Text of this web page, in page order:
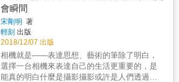
形式，把各種曾經讓許多人打退堂鼓，不得其
門而入的「光圈」、「快門」、「感光度」、
「構圖」、「對焦」、「景深」、「光影」、
「色溫」等各式抽象的概念，全都用最簡單易
懂的「圖例」、「實拍照」與「重點提示」，
讓每一位讀者都可以迅速吸收與學習名家的攝
影know-how，飛快提昇自己的攝影功力。 各界
信讀者閱讀本書，很快就能學會多重曝光技
法，創作出與眾不同的新作。
會瞬間
宋剛明 著
輕刻 出版
2018/12/07 出版
相機就是——表達思想、藝術的筆除了明白，
選擇一台相機來表達自己的生活更重要的，是
能真的明白什麼是攝影攝影或許是人們透過影